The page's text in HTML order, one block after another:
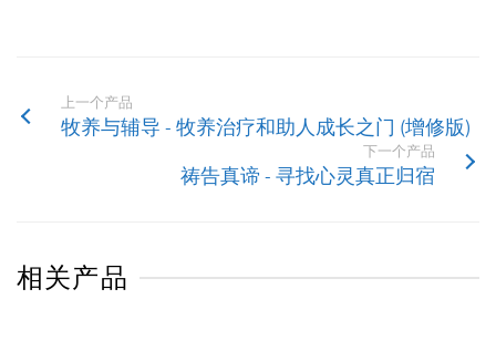
上一个产品
牧养与辅导 - 牧养治疗和助人成长之门 (增修版)
下一个产品
祷告真谛 - 寻找心灵真正归宿
相关产品